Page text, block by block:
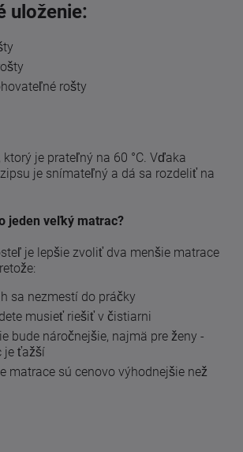
uloženie:
rošty
je prateľný na 60 °C. Vďaka
je snímateľný a dá sa rozdeliť na
jeden veľký matrac?
je lepšie zvoliť dva menšie matrace
sa nezmestí do práčky
musieť riešiť v čistiarni
bude náročnejšie, najmä pre ženy -
je ťažší
matrace sú cenovo výhodnejšie než